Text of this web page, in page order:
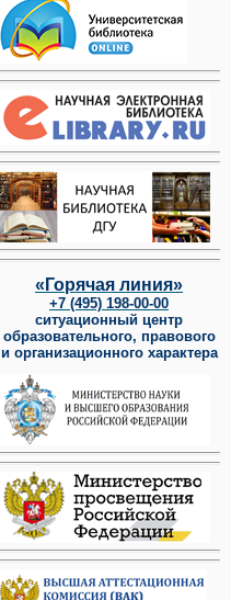
«Горячая линия»
+7 (495) 198-00-00
ситуационный центр
образовательного, правового
и организационного характера